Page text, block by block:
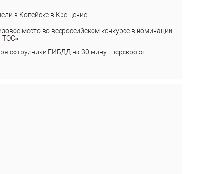
в Копейске в Крещение
место во всероссийском конкурсе в номинации
ТОС»
сотрудники ГИБДД на 30 минут перекроют